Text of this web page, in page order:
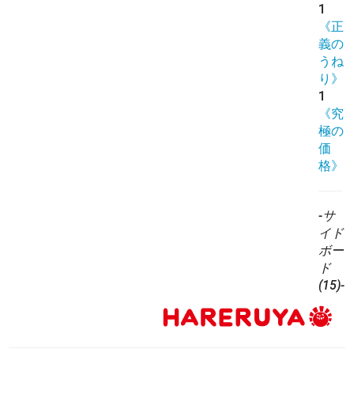
1
《正
義の
うね
り》
1
《究
極の
価
格》
-サ
イド
ボー
ド
(15)-